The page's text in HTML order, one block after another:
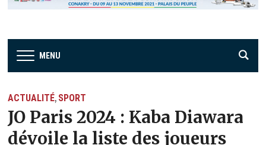
MENU
ACTUALITÉ, SPORT
JO Paris 2024 : Kaba Diawara
dévoile la liste des joueurs